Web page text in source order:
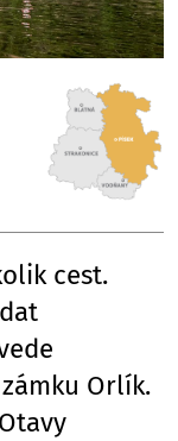
cest.
Orlík.